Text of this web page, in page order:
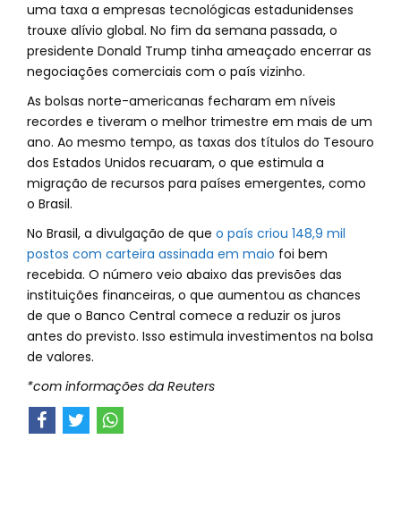
uma taxa a empresas tecnológicas estadunidenses
trouxe alívio global. No fim da semana passada, o
presidente Donald Trump tinha ameaçado encerrar as
negociações comerciais com o país vizinho.
As bolsas norte-americanas fecharam em níveis
recordes e tiveram o melhor trimestre em mais de um
ano. Ao mesmo tempo, as taxas dos títulos do Tesouro
dos Estados Unidos recuaram, o que estimula a
migração de recursos para países emergentes, como
o Brasil.
No Brasil, a divulgação de que o país criou 148,9 mil
postos com carteira assinada em maio foi bem
recebida. O número veio abaixo das previsões das
instituições financeiras, o que aumentou as chances
de que o Banco Central comece a reduzir os juros
antes do previsto. Isso estimula investimentos na bolsa
de valores.
*com informações da Reuters